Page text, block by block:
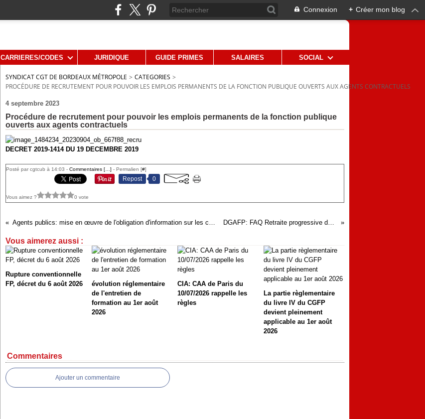
Connexion + Créer mon blog
CARRIERES/CODES JURIDIQUE GUIDE PRIMES SALAIRES SOCIAL
SYNDICAT CGT DE BORDEAUX MÉTROPOLE > CATEGORIES >
PROCÉDURE DE RECRUTEMENT POUR POUVOIR LES EMPLOIS PERMANENTS DE LA FONCTION PUBLIQUE OUVERTS AUX AGENTS CONTRACTUELS
4 septembre 2023
Procédure de recrutement pour pouvoir les emplois permanents de la fonction publique
ouverts aux agents contractuels
DECRET 2019-1414 DU 19 DECEMBRE 2019
Posté par cgtcub à 14:03 - Commentaires [ ] - Permalien [#]
Repost 0
Vous aimez ? 0 vote
Agents publics: mise en œuvre de l'obligation d'information sur les conditions d'exercice de leurs fonctions DGAFP: FAQ Retraite progressive dans la fonction publique
Vous aimerez aussi :
Rupture conventionnelle
FP, décret du 6 août 2026
évolution réglementaire
de l'entretien de
formation au 1er août
2026
CIA: CAA de Paris du
10/07/2026 rappelle les
règles
La partie règlementaire
du livre IV du CGFP
devient pleinement
applicable au 1er août
2026
Commentaires
Ajouter un commentaire